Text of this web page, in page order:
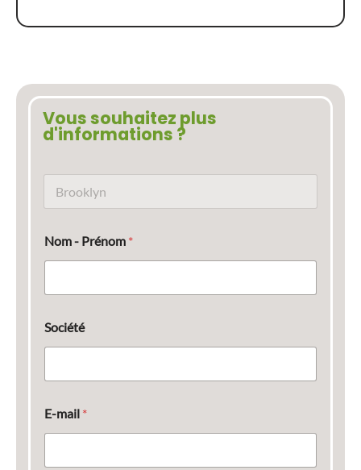
Vous souhaitez plus
d'informations ?
m
u
p
u
i
t
Nom - Prénom *
Société
E-mail *